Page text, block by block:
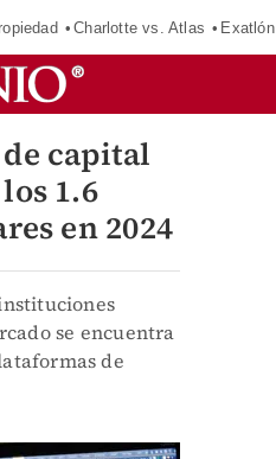
Charlotte vs. Atlas Exatlón
capital
1.6
en 2024
se encuentra
de